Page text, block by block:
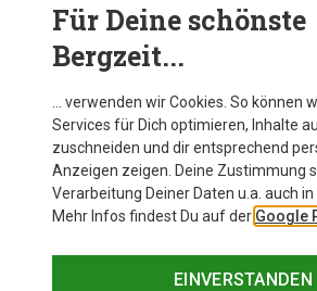
Du sparst 32%
Für Deine schönste
Bergzeit...
… verwenden wir Cookies. So können
Services für Dich optimieren, Inhalte
zuschneiden und dir entsprechend
Anzeigen zeigen. Deine Zustimmung
Verarbeitung Deiner Daten u.a. auch in
Mehr Infos findest Du auf der Google
EINVERSTANDEN